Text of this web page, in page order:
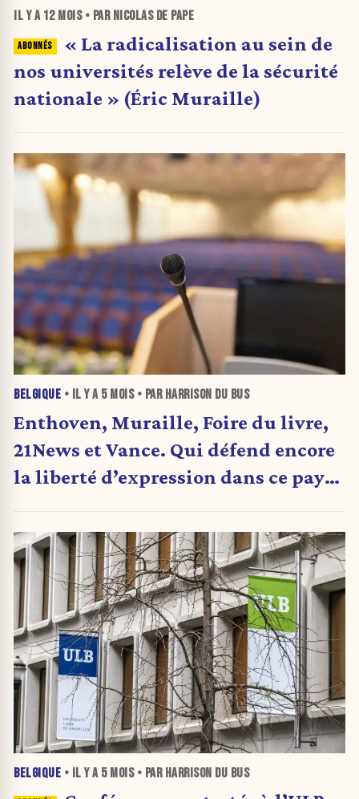
IL Y A 12 MOIS• PAR NICOLAS DE PAPE
« La radicalisation au sein de
nos universités relève de la sécurité
nationale » (Éric Muraille)
BELGIQUE • IL Y A 5 MOIS• PAR HARRISON DU BUS
Enthoven, Muraille, Foire du livre,
21News et Vance. Qui défend encore
la liberté d’expression dans ce pays ?
BELGIQUE • IL Y A 5 MOIS• PAR HARRISON DU BUS